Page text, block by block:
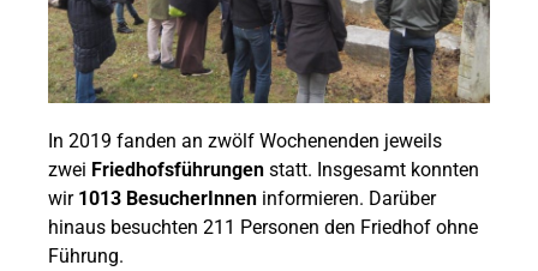
In 2019 fanden an zwölf Wochenenden jeweils
zwei Friedhofsführungen statt. Insgesamt konnten
wir 1013 BesucherInnen informieren. Darüber
hinaus besuchten 211 Personen den Friedhof ohne
Führung.